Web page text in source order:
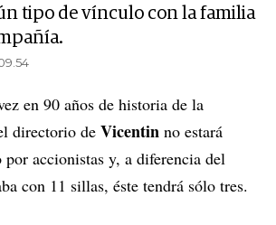
tipo de vínculo con la familia
en 90 años de historia de la
directorio de Vicentin no estará
por accionistas y, a diferencia del
con 11 sillas, éste tendrá sólo tres.